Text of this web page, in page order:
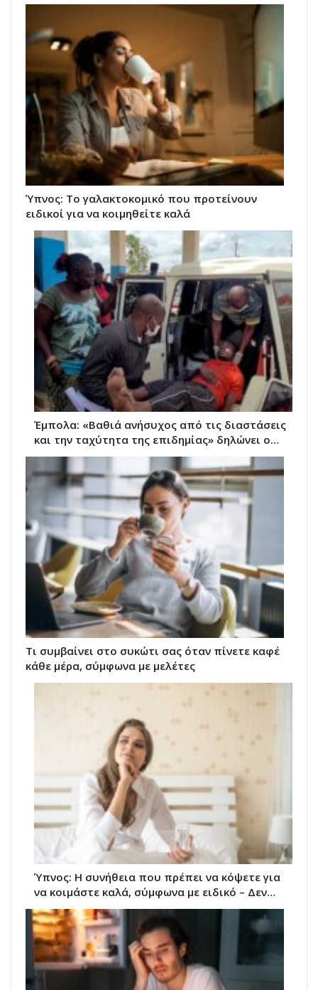
Ύπνος: Το γαλακτοκομικό που προτείνουν
ειδικοί για να κοιμηθείτε καλά
Έμπολα: «Βαθιά ανήσυχος από τις διαστάσεις
και την ταχύτητα της επιδημίας» δηλώνει ο…
Τι συμβαίνει στο συκώτι σας όταν πίνετε καφέ
κάθε μέρα, σύμφωνα με μελέτες
Ύπνος: Η συνήθεια που πρέπει να κόψετε για
να κοιμάστε καλά, σύμφωνα με ειδικό – Δεν…